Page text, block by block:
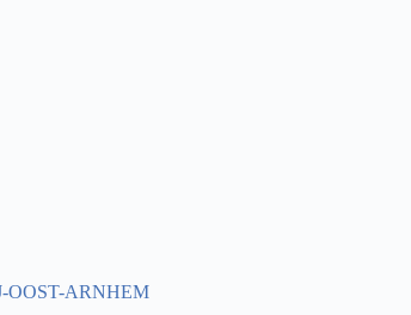
OOST-ARNHEM